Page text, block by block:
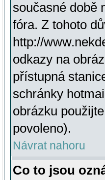
současné době
fóra. Z tohoto
http://
odkazy na
přístupná
schránky
obrázku
povoleno).
Návrat nahoru
Co to jsou